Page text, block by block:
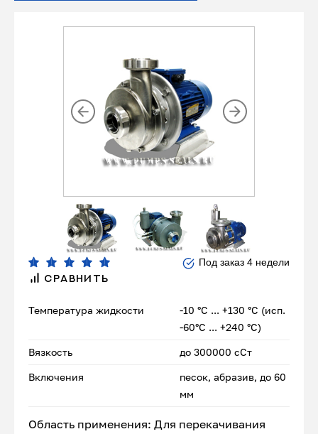
Под заказ 4 недели
СРАВНИТЬ
Температура жидкости
-10 °С ... +130 °С (исп.
-60°С ... +240 °С)
Вязкость до 300000 сСт
Включения
песок, абразив, до 60
мм
Область применения: Для перекачивания